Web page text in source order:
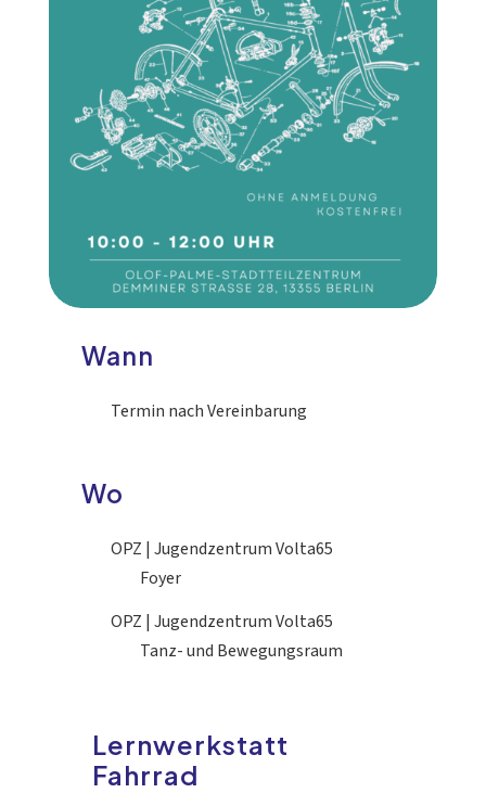
Wann
Termin nach Vereinbarung
Wo
OPZ | Jugendzentrum Volta65
Foyer
OPZ | Jugendzentrum Volta65
Tanz- und Bewegungsraum
Lernwerkstatt
Fahrrad